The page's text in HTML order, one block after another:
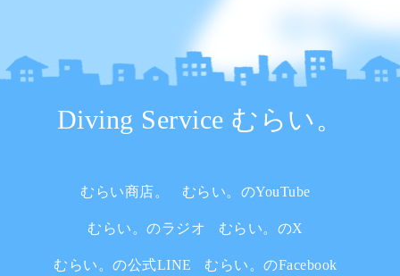
Diving Service むらい。
むらい商店。 むらい。のYouTube
むらい。のラジオ むらい。のX
むらい。の公式LINE むらい。のFacebook